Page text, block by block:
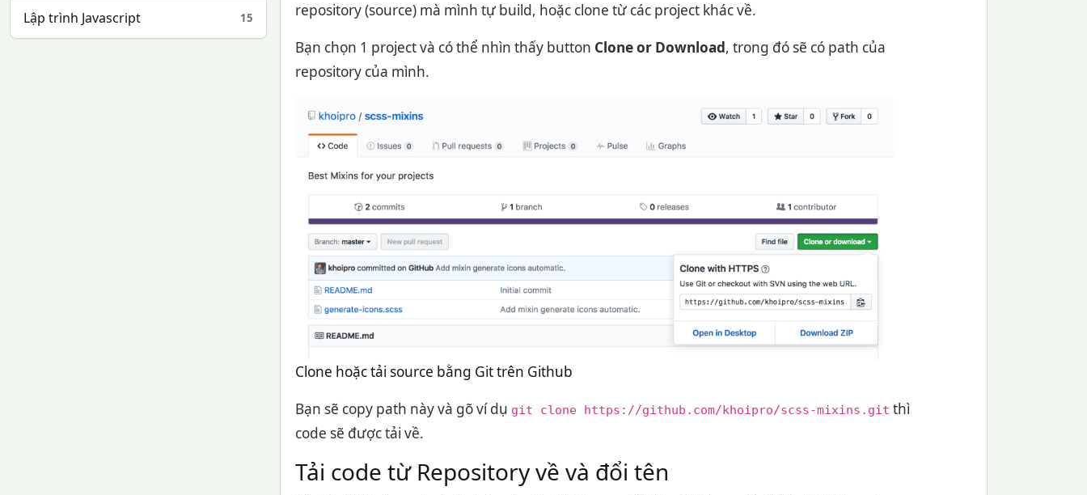
Lập trình Javascript 15
repository (source) mà mình tự build, hoặc clone từ các project khác về.
Bạn chọn 1 project và có thể nhìn thấy button Clone or Download, trong đó sẽ có path của
repository của mình.
Clone hoặc tải source bằng Git trên Github
Bạn sẽ copy path này và gõ ví dụ git clone https://github.com/khoipro/scss-mixins.git thì
code sẽ được tải về.
Tải code từ Repository về và đổi tên